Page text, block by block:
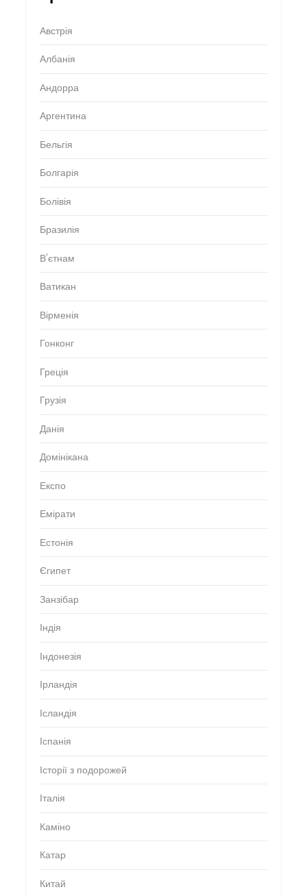
Австрія
Албанія
Андорра
Аргентина
Бельгія
Болгарія
Болівія
Бразилія
В'єтнам
Ватикан
Вірменія
Гонконг
Греція
Грузія
Данія
Домінікана
Експо
Емірати
Естонія
Єгипет
Занзібар
Індія
Індонезія
Ірландія
Ісландія
Іспанія
Історії з подорожей
Італія
Каміно
Катар
Китай